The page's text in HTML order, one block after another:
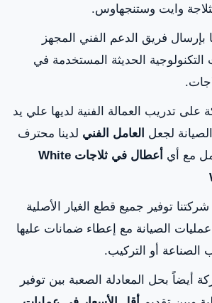
الجنوبية
الشوامخ
الزهراء الوثبة
بني ياس
بني ياس المسجد هضبة
وايت وستنجهاوس.
بإرسال فريق الدعم الفني المجهز
التكنولوجية الحديثة المستخدمة في
على تدريب العمالة الفنية لديها علي يد
لجعل
العامل الفني لدينا محترف
مع أي
أعطال في ثلاجات White
توفير جميع قطع الغيار الأصلية
الصيانة مع إعطاء ضمانات عليها
الصناعة أو التركيب.
أيضاً بحل المعادلة الصعبة بين توفير